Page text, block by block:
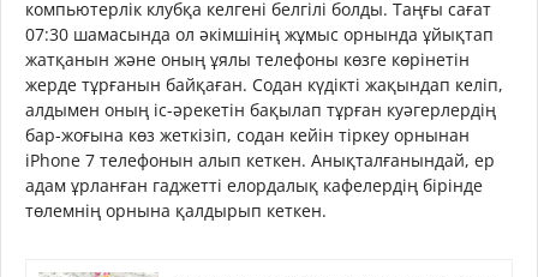
компьютерлік клубқа келгені белгілі болды. Таңғы сағат
07:30 шамасында ол әкімшінің жұмыс орнында ұйықтап
жатқанын және оның ұялы телефоны көзге көрінетін
жерде тұрғанын байқаған. Содан күдікті жақындап келіп,
алдымен оның іс-әрекетін бақылап тұрған куәгерлердің
бар-жоғына көз жеткізіп, содан кейін тіркеу орнынан
iPhone 7 телефонын алып кеткен. Анықталғанындай, ер
адам ұрланған гаджетті елордалық кафелердің бірінде
төлемнің орнына қалдырып кеткен.